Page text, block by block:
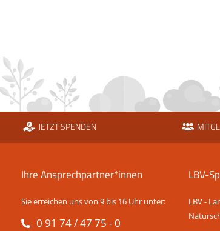
JETZT SPENDEN
Ihre Ansprechpartner*innen
Sie erreichen uns von 9 bis 16 Uhr unter:
0 91 74 / 47 75 - 0
LBV-
LBV -